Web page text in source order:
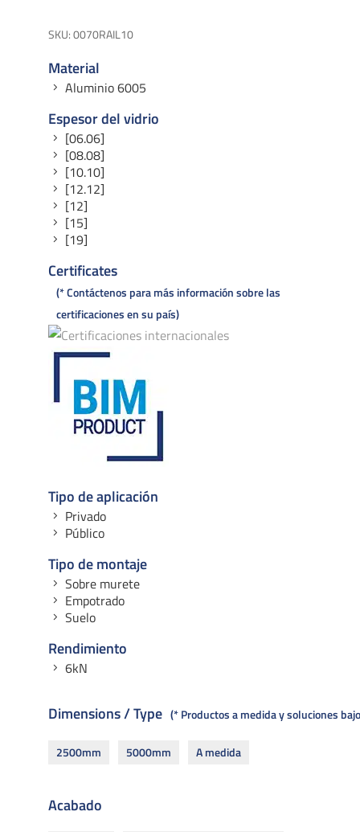
SKU:0070RAIL10
Material
Aluminio 6005
Espesor del vidrio
[06.06]
[08.08]
[10.10]
[12.12]
[12]
[15]
[19]
Certificates
* Contáctenos para más información sobre las
certificaciones en su país
Tipo de aplicación
Privado
Público
Tipo de montaje
Sobre murete
Empotrado
Suelo
Rendimiento
6kN
Dimensions / Type * Productos a medida y soluciones
2500mm 5000mm A medida
Acabado